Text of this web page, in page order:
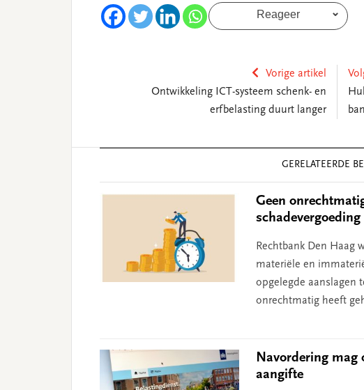
Reageer
Vorige artikel
Ontwikkeling ICT-systeem schenk- en
erfbelasting duurt langer
GERELATEERDE
Geen
schadevergoeding
Rechtbank Den Haag
materiële en
opgelegde aanslagen
onrechtmatig heeft
Navordering mag
aangifte